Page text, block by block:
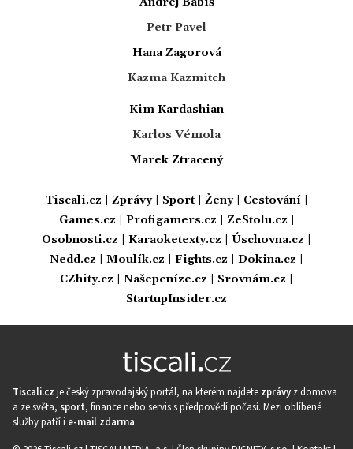
Petr Pavel
Hana Zagorová
Kazma Kazmitch
Kim Kardashian
Karlos Vémola
Marek Ztracený
Tiscali.cz Zprávy| Sport| Ženy| Cestování|
Games.cz
Profigamers.cz ZeStolu.cz
Osobnosti.cz
Karaoketexty.cz Úschovna.cz
Nedd.cz
Moulík.cz Fights.cz Dokina.cz
CZhity.cz
Našepeníze.cz Srovnám.cz
StartupInsider.cz
Tiscali.cz je český zpravodajský portál, na kterém najdete zprávy z domova
a ze světa, sport, finance nebo servis s předpovědí počasí. Mezi oblíbené
služby patří i e-mail zdarma.